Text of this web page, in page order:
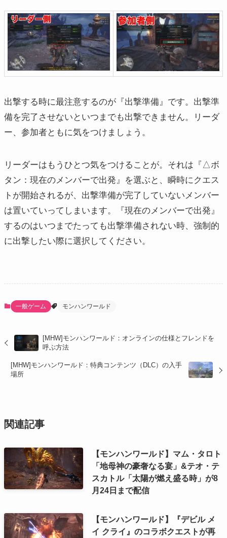
出撃する時に最注意するのが『出撃準備』です。出撃準
備を完了させないといつまでも出撃できません。リーダ
ー、参加者ともに気をつけましょう。
リーダーはもうひとつ気をつけることが。それは『△ボ
タン：現在のメンバーで出発』を選ぶと、瞬時にクエス
トが開始されるが、出撃準備が完了していないメンバー
は置いていってしまいます。『現在のメンバーで出発』
するのはいつまでたっても出撃準備されない時、強制的
に出撃したい際に選択してください。
一般ゲーム モンハンワールド
[MHW]モンハンワールド：オンラインの仕様とフレンドを
呼ぶ方法
[MHW]モンハンワールド：特典コンテンツ（DLC）の入手
場所
関連記事
【モンハンワールド】マム・タロト
「地母神の豪奢なる宴」&テオ・テ
スカトル「太陽が燃え盛る時」が8
月24日まで配信
【モンハンワールド】『デビル メ
イ クライ』のコラボクエストが再